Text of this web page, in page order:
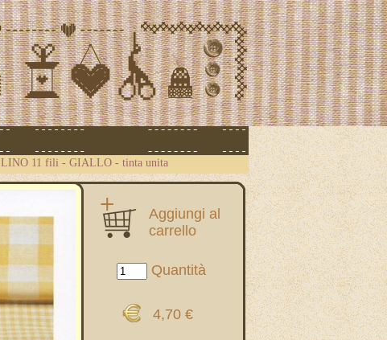
LINO 11 fili - GIALLO - tinta unita
Aggiungi al
carrello
Quantità
4,70 €